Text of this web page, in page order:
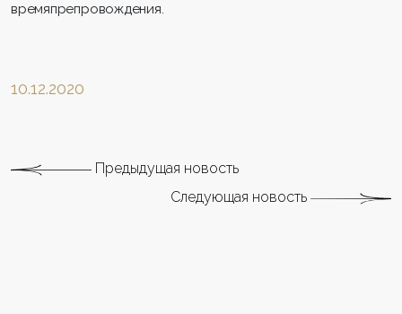
времяпрепровождения.
10.12.2020
Предыдущая новость
Следующая новость